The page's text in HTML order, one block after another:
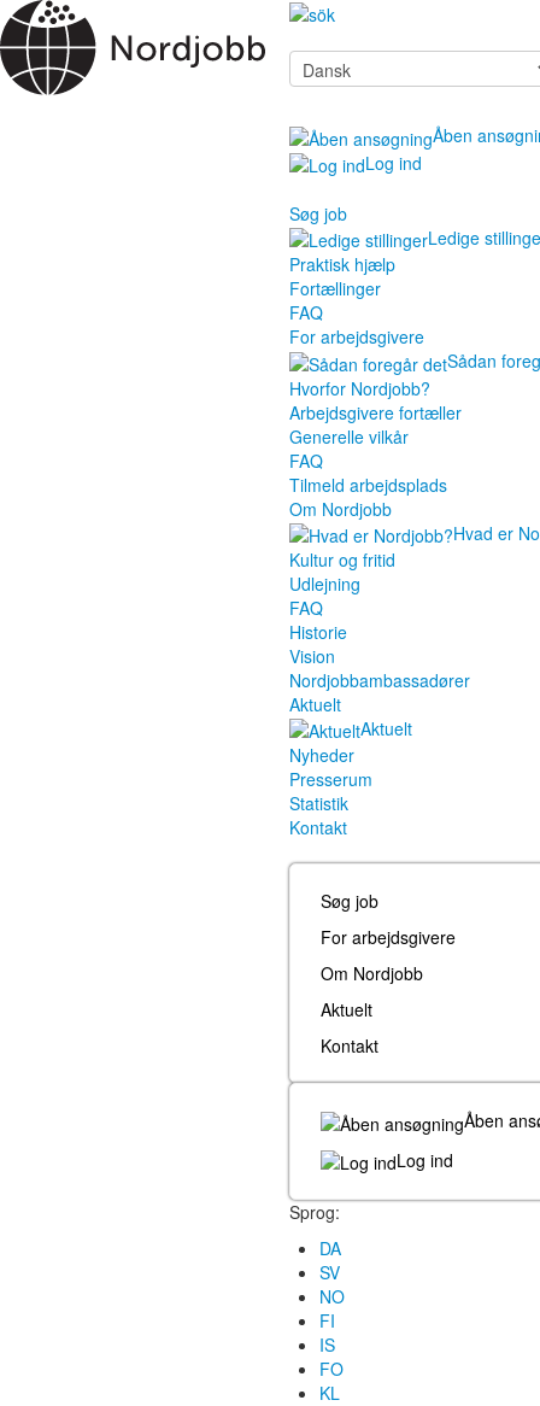
Åben
Log ind
Søg job
Ledige
Praktisk hjælp
Fortællinger
FAQ
For arbejdsgivere
Sådan
Hvorfor Nordjobb?
Arbejdsgivere fortæller
Generelle vilkår
FAQ
Tilmeld arbejdsplads
Om Nordjobb
Hvad er
Kultur og fritid
Udlejning
FAQ
Historie
Vision
Nordjobbambassadører
Aktuelt
Aktuelt
Nyheder
Presserum
Statistik
Kontakt
Søg job
For arbejdsgivere
Om Nordjobb
Aktuelt
Kontakt
Åben
Log ind
Sprog:
DA
SV
NO
FI
IS
FO
KL